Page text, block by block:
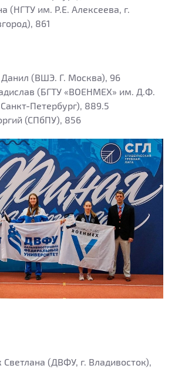
(НГТУ им. Р.Е. Алексеева, г.
861
Данил (ВШЭ. Г. Москва), 96
(БГТУ «ВОЕНМЕХ» им. Д.Ф.
Санкт-Петербург), 889.5
(СПбПУ), 856
Светлана (ДВФУ, г. Владивосток),